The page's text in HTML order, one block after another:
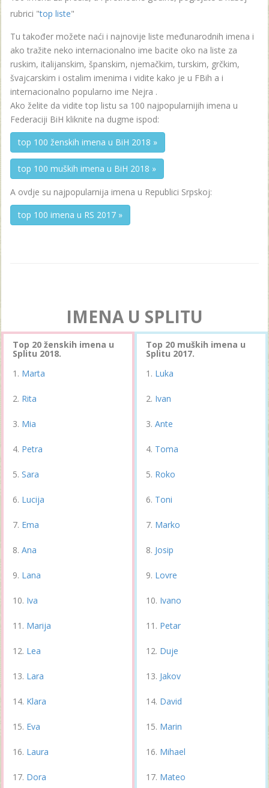
rubrici "top liste"
Tu također možete naći i najnovije liste međunarodnih imena i
ako tražite neko internacionalno ime bacite oko na liste za
ruskim, italijanskim, španskim, njemačkim, turskim, grčkim,
švajcarskim i ostalim imenima i vidite kako je u FBih a i
internacionalno popularno ime Nejra .
Ako želite da vidite top listu sa 100 najpopularnijih imena u
Federaciji BiH kliknite na dugme ispod:
top 100 ženskih imena u BiH 2018 »
top 100 muških imena u BiH 2018 »
A ovdje su najpopularnija imena u Republici Srpskoj:
top 100 imena u RS 2017 »
IMENA U SPLITU
Top 20 ženskih imena u
Splitu 2018.
Marta
Rita
Mia
Petra
Sara
Lucija
Ema
Ana
Lana
Iva
Marija
Lea
Lara
Klara
Eva
Laura
Dora
Top 20 muških imena u
Splitu 2017.
Luka
Ivan
Ante
Toma
Roko
Toni
Marko
Josip
Lovre
Ivano
Petar
Duje
Jakov
David
Marin
Mihael
Mateo